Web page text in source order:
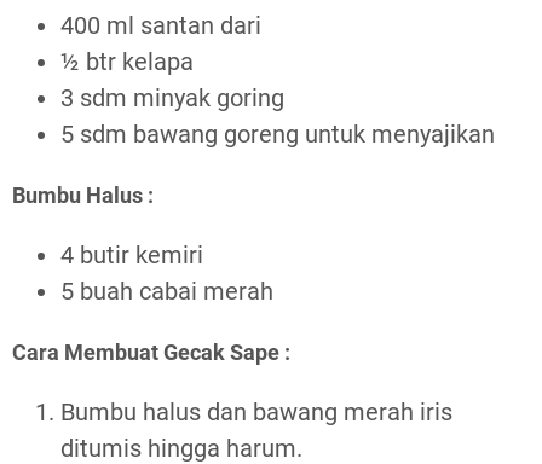
400 ml santan dari
½ btr kelapa
3 sdm minyak goring
5 sdm bawang goreng untuk menyajikan
Bumbu Halus :
4 butir kemiri
5 buah cabai merah
Cara Membuat Gecak Sape :
Bumbu halus dan bawang merah iris
ditumis hingga harum.